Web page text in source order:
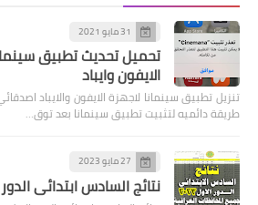
31 مايو 2021
تحميل تحديث تطبيق
الايفون وايباد
تنزيل تطبيق سينمانا لاجهزة الايفون والايباد
طريقة دائميه لتثبيت تطبيق سينمانا بعد توق…
27 مايو 2023
نتائج السادس ابتدائي الدور